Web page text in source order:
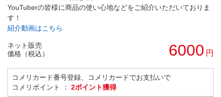
YouTuberの皆様に商品の使い心地などをご紹介いただいておりま
す！
紹介動画はこちら
ネット販売
価格（税込）
6000 円
コメリカード番号登録、コメリカードでお支払いで
コメリポイント ： 2ポイント獲得